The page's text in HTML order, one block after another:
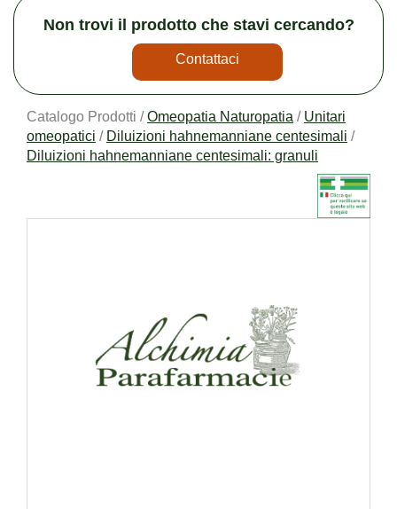
Non trovi il prodotto che stavi cercando?
Contattaci
Catalogo Prodotti /Omeopatia Naturopatia / Unitari
omeopatici / Diluizioni hahnemanniane centesimali /
Diluizioni hahnemanniane centesimali: granuli